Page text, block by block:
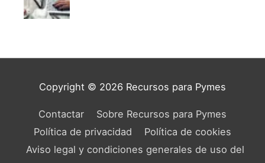
Copyright © 2026 Recursos para Pymes
Contactar
Sobre Recursos para Pymes
Política de privacidad
Política de cookies
Aviso legal y condiciones generales de uso del